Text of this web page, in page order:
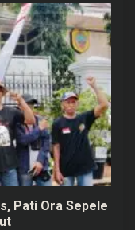
Pati Ora Sepele